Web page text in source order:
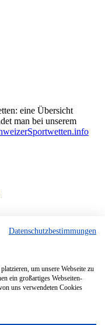
eine Übersicht
man bei unserem
Göttingen
Datenschutzbestimmungen
um unsere Webseite zu
ein großartiges Webseiten-
uns verwendeten Cookies